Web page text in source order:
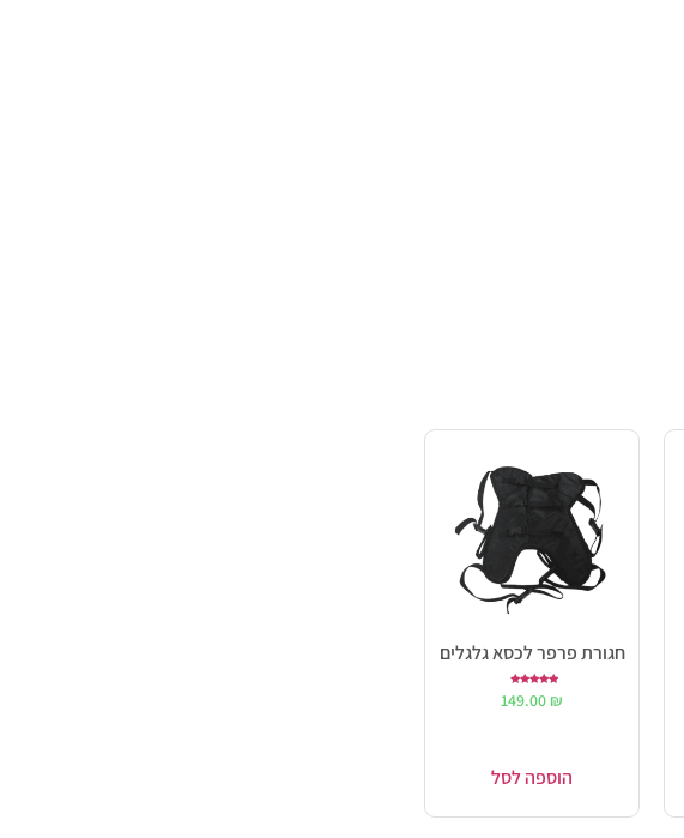
חגורת פרפר לכסא גלגלים
5.00
149.00 ₪
הוספה לסל